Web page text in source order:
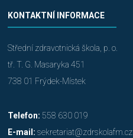
KONTAKTNÍ INFORMACE
Střední zdravotnická škola, p. o.
tř. T. G. Masaryka 451
738 01 Frýdek-Místek
Telefon: 558 630 019
E-mail: sekretariat@zdrskolafm.cz